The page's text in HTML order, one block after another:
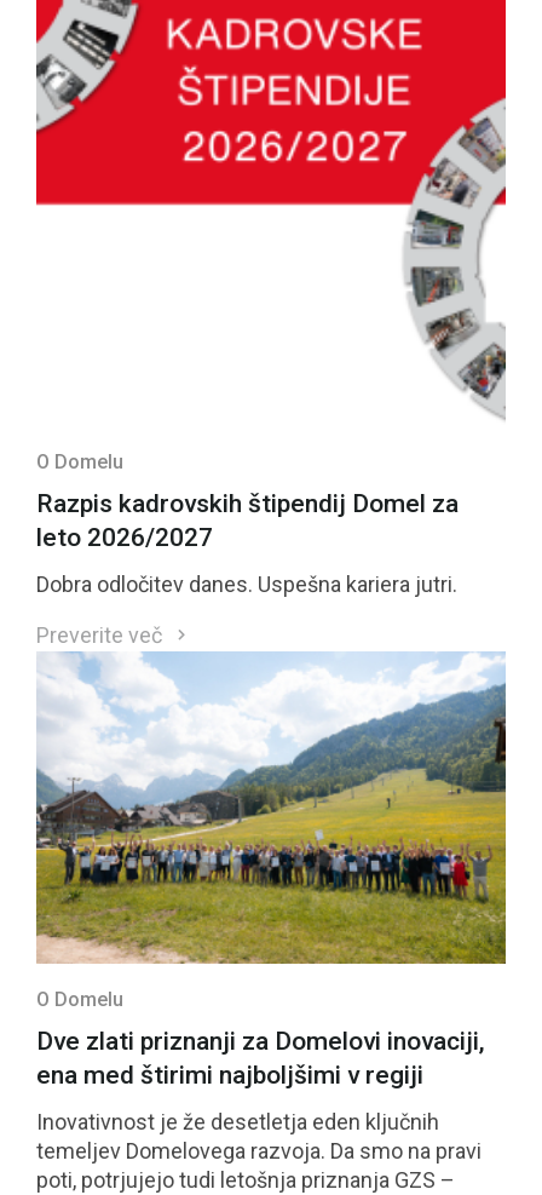
O Domelu
Razpis kadrovskih štipendij Domel za
leto 2026/2027
Dobra odločitev danes. Uspešna kariera jutri.
Preverite več
O Domelu
Dve zlati priznanji za Domelovi inovaciji,
ena med štirimi najboljšimi v regiji
Inovativnost je že desetletja eden ključnih
temeljev Domelovega razvoja. Da smo na pravi
poti, potrjujejo tudi letošnja priznanja GZS –